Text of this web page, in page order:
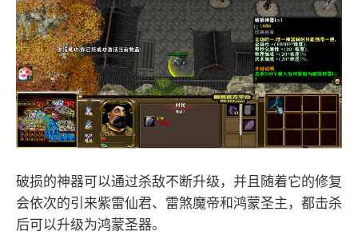
破损的神器可以通过杀敌不断升级，并且随着它的修复
会依次的引来紫雷仙君、雷煞魔帝和鸿蒙圣主，都击杀
后可以升级为鸿蒙圣器。